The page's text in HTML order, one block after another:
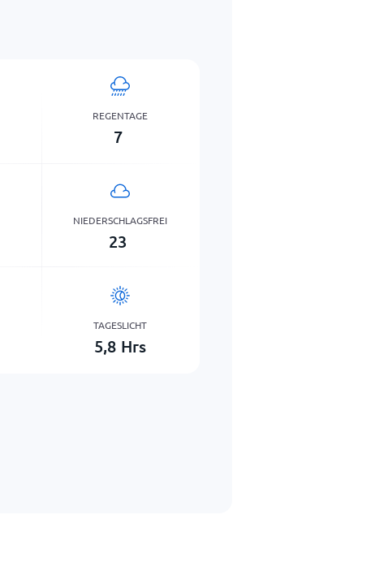
REGENTAGE
7
NIEDERSCHLAGSFREI
23
TAGESLICHT
5,8 Hrs